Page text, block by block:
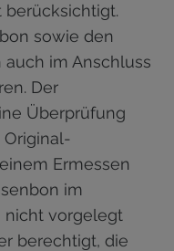
berücksichtigt.
sowie den
im Anschluss
Der
Überprüfung
Original-
Ermessen
im
nicht vorgelegt
berechtigt, die